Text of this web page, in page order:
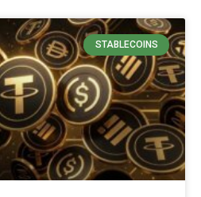
STABLECOINS